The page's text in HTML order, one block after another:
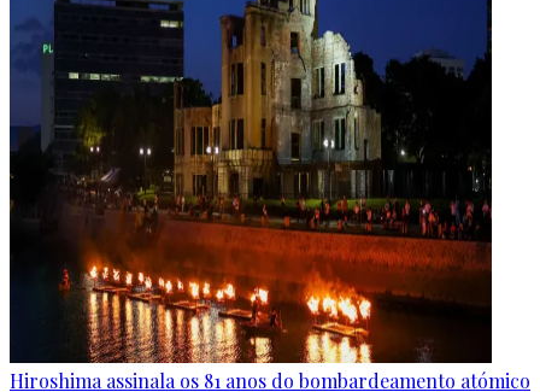
Hiroshima assinala os 81 anos do bombardeamento atómico